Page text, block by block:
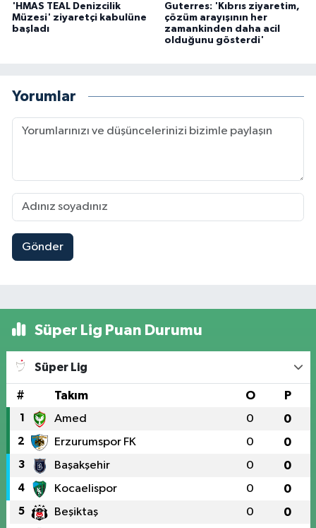
'HMAS TEAL Denizcilik
Müzesi' ziyaretçi kabulüne
başladı
Guterres: 'Kıbrıs ziyaretim,
çözüm arayışının her
zamankinden daha acil
olduğunu gösterdi'
Yorumlar
Gönder
Süper Lig Puan Durumu
Süper Lig
# Takım O P
1 Amed 0 0
2 Erzurumspor FK 0 0
3 Başakşehir 0 0
4 Kocaelispor 0 0
5 Beşiktaş 0 0